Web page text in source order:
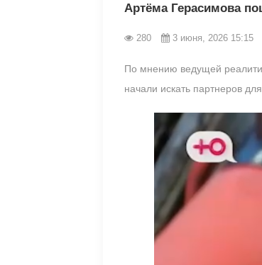
Артёма Герасимова
280 3 июня, 2026 15:15
По мнению ведущей
начали искать партнеров